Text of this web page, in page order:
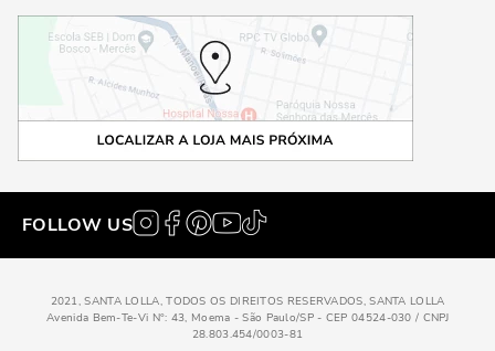
FOLLOW US
2021, SANTA LOLLA, TODOS OS DIREITOS RESERVADOS, SANTA LOLLA
Avenida Bem-Te-Vi N°: 43, Moema - São Paulo/SP - CEP 04524-030 / CNPJ
28.803.454/0003-81